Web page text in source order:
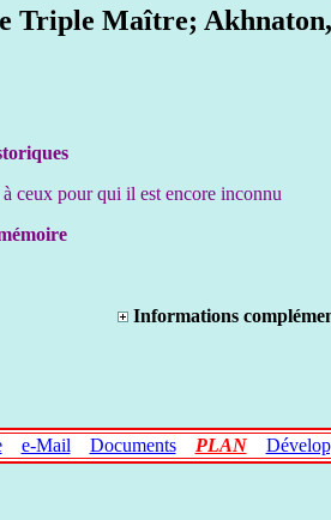
Triple Maître;
à ceux pour qui il est encore inconnu
Informations
e-Mail Documents PLAN